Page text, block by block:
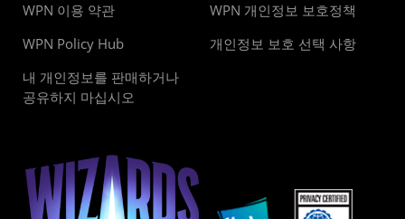
WPN 이용 약관
WPN 개인정보 보호정책
WPN Policy Hub
개인정보 보호 선택 사항
내 개인정보를 판매하거나
공유하지 마십시오